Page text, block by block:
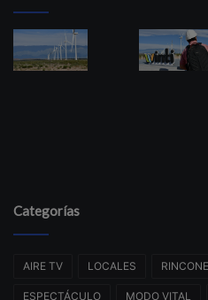
Categorías
AIRE TV LOCALES
ESPECTÁCULO MODO VITAL